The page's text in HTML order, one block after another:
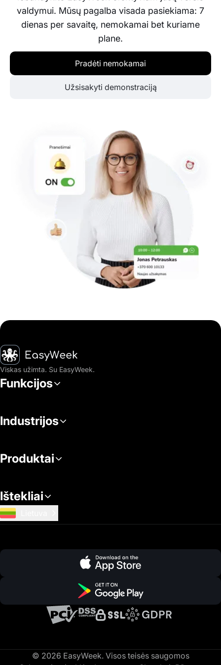
valdymui. Mūsų pagalba visada pasiekiama: 7
dienas per savaitę, nemokamai bet kuriame
plane.
Pradėti nemokamai
Užsisakyti demonstraciją
Pagrindinis puslapis
Viskas užimta. Su EasyWeek.
Funkcijos
Industrijos
Produktai
Ištekliai
© 2026 EasyWeek. Visos teisės saugomos